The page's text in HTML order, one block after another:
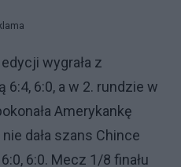
wygrała z
6:0, a w 2. rundzie w
Amerykankę
dała szans Chince
6:0. Mecz 1/8 finału